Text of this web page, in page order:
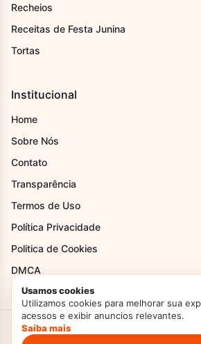
Recheios
Receitas de Festa Junina
Tortas
Institucional
Home
Sobre Nós
Contato
Transparência
Termos de Uso
Política Privacidade
Politica de Cookies
DMCA
Criado com Amor
Usamos cookies
Utilizamos cookies para melhorar sua
acessos e exibir anuncios relevantes.
Saiba mais